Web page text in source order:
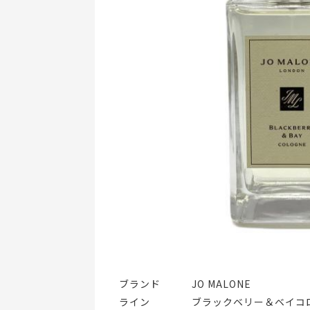
ブランド   JO MALONE
ライン    ブラックベリー＆ベイコ